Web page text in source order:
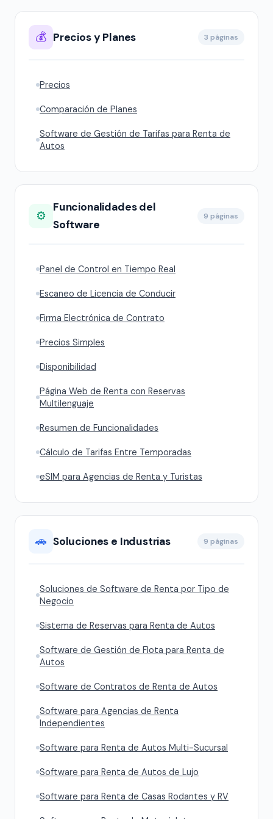
💰 Precios y Planes 3 páginas
Precios
Comparación de Planes
Software de Gestión de Tarifas para Renta de
Autos
⚙️
Funcionalidades del
Software
9 páginas
Panel de Control en Tiempo Real
Escaneo de Licencia de Conducir
Firma Electrónica de Contrato
Precios Simples
Disponibilidad
Página Web de Renta con Reservas
Multilenguaje
Resumen de Funcionalidades
Cálculo de Tarifas Entre Temporadas
eSIM para Agencias de Renta y Turistas
🚗 Soluciones e Industrias 9 páginas
Soluciones de Software de Renta por Tipo de
Negocio
Sistema de Reservas para Renta de Autos
Software de Gestión de Flota para Renta de
Autos
Software de Contratos de Renta de Autos
Software para Agencias de Renta
Independientes
Software para Renta de Autos Multi-Sucursal
Software para Renta de Autos de Lujo
Software para Renta de Casas Rodantes y RV